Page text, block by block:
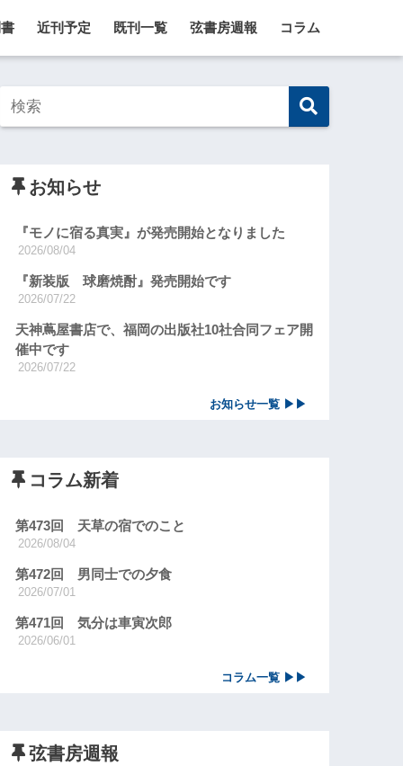
近刊予定 既刊一覧 弦書房週報 コラム
お知らせ
『モノに宿る真実』が発売開始となりました
2026/08/04
『新装版 球磨焼酎』発売開始です
2026/07/22
天神蔦屋書店で、福岡の出版社10社合同フェア開
催中です
2026/07/22
お知らせ一覧 ▶▶
コラム新着
第473回 天草の宿でのこと
2026/08/04
第472回 男同士での夕食
2026/07/01
第471回 気分は車寅次郎
2026/06/01
コラム一覧 ▶▶
弦書房週報